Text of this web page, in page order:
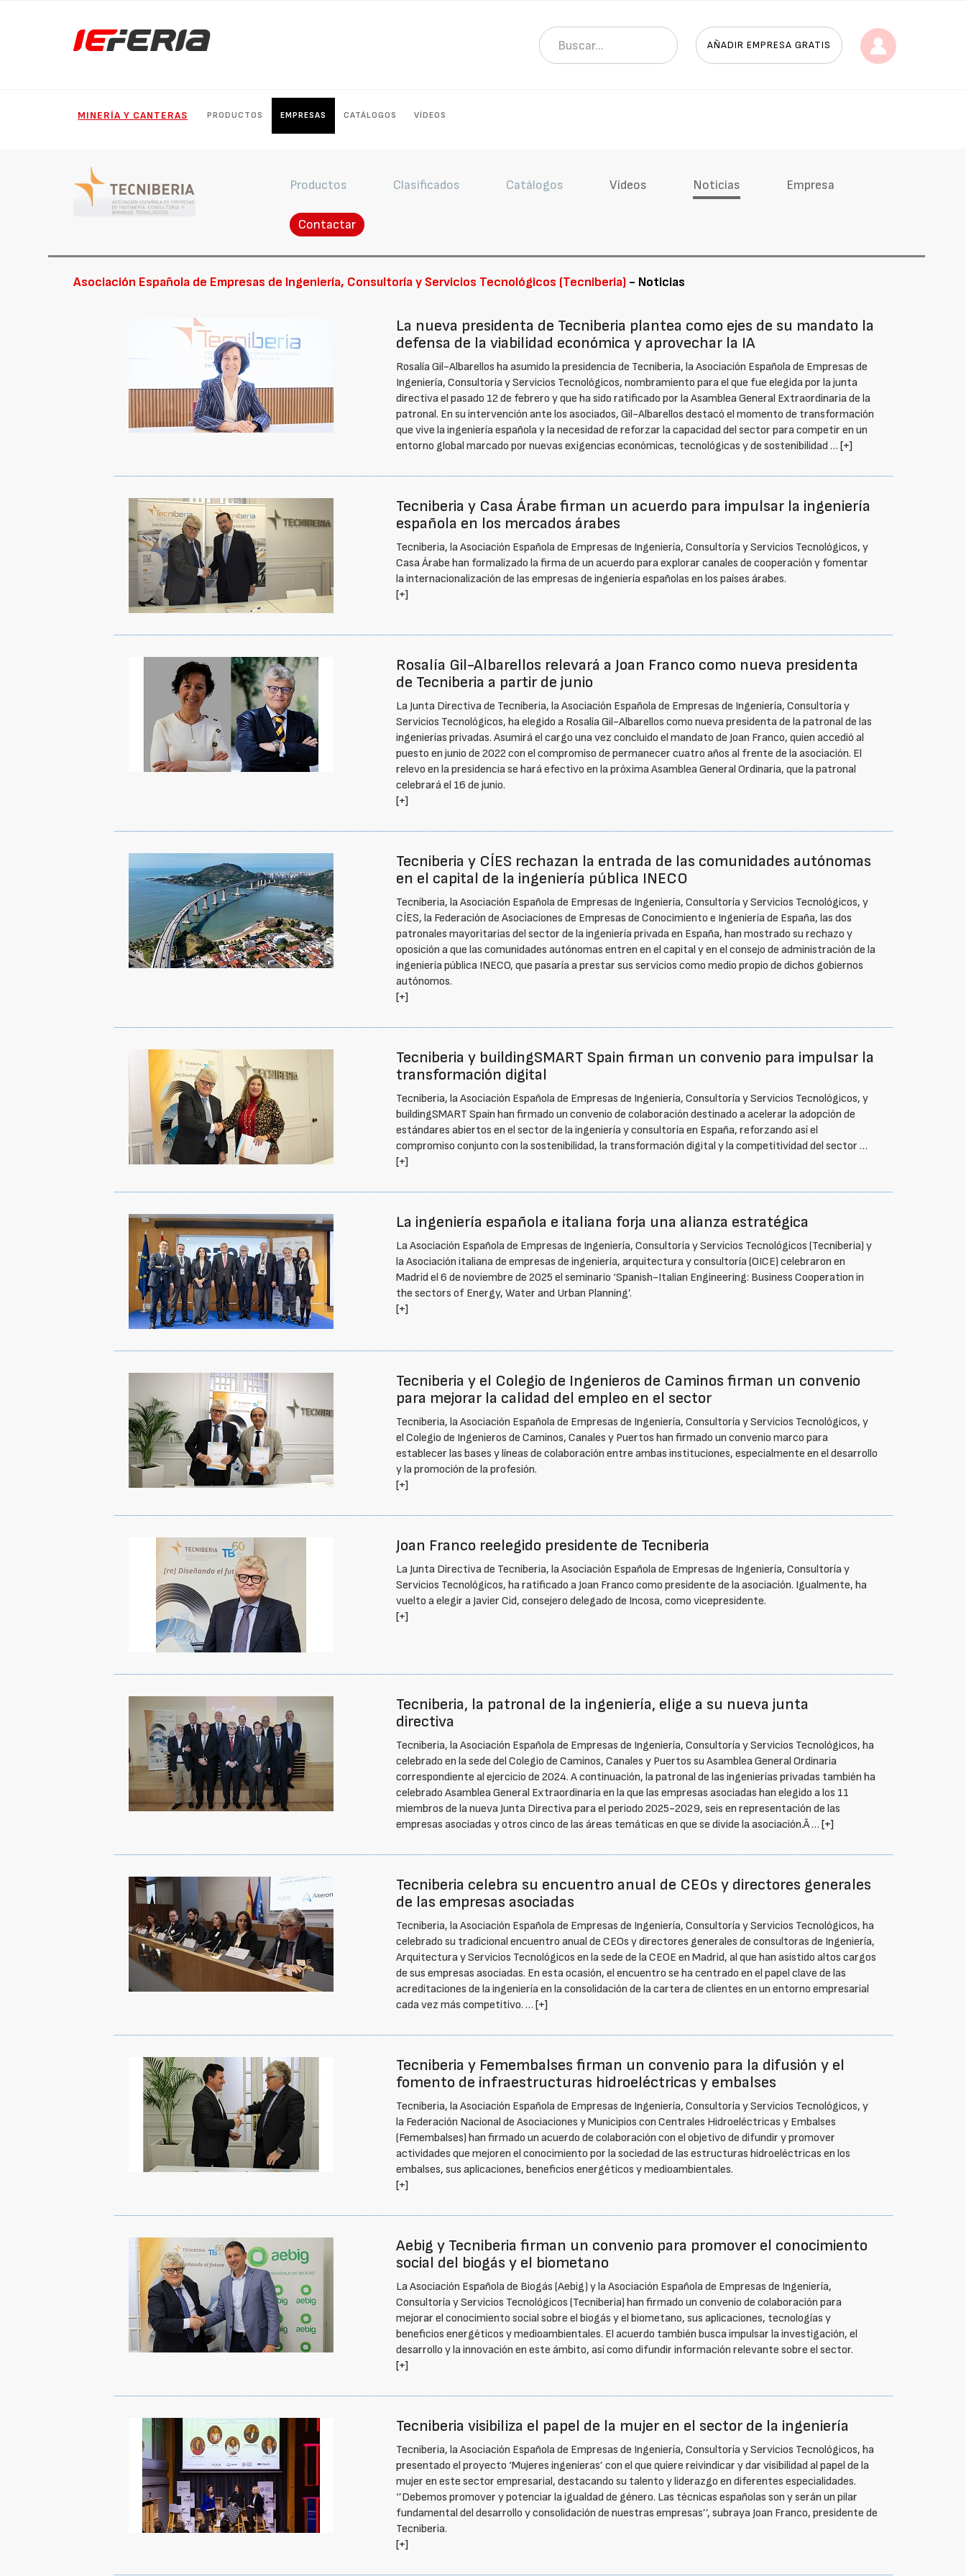
AÑADIR EMPRESA GRATIS
MINERÍA Y CANTERAS PRODUCTOS EMPRESAS CATÁLOGOS VÍDEOS
Productos Clasificados Catálogos Vídeos Noticias Empresa
Contactar
Asociación Española de Empresas de Ingeniería, Consultoría y Servicios Tecnológicos (Tecniberia) - Noticias
La nueva presidenta de Tecniberia plantea como ejes de su mandato la
defensa de la viabilidad económica y aprovechar la IA
Rosalía Gil-Albarellos ha asumido la presidencia de Tecniberia, la Asociación Española de Empresas de
Ingeniería, Consultoría y Servicios Tecnológicos, nombramiento para el que fue elegida por la junta
directiva el pasado 12 de febrero y que ha sido ratificado por la Asamblea General Extraordinaria de la
patronal. En su intervención ante los asociados, Gil-Albarellos destacó el momento de transformación
que vive la ingeniería española y la necesidad de reforzar la capacidad del sector para competir en un
entorno global marcado por nuevas exigencias económicas, tecnológicas y de sostenibilidad …[+]
Tecniberia y Casa Árabe firman un acuerdo para impulsar la ingeniería
española en los mercados árabes
Tecniberia, la Asociación Española de Empresas de Ingeniería, Consultoría y Servicios Tecnológicos, y
Casa Árabe han formalizado la firma de un acuerdo para explorar canales de cooperación y fomentar
la internacionalización de las empresas de ingeniería españolas en los países árabes.
[+]
Rosalía Gil-Albarellos relevará a Joan Franco como nueva presidenta
de Tecniberia a partir de junio
La Junta Directiva de Tecniberia, la Asociación Española de Empresas de Ingeniería, Consultoría y
Servicios Tecnológicos, ha elegido a Rosalía Gil-Albarellos como nueva presidenta de la patronal de las
ingenierías privadas. Asumirá el cargo una vez concluido el mandato de Joan Franco, quien accedió al
puesto en junio de 2022 con el compromiso de permanecer cuatro años al frente de la asociación. El
relevo en la presidencia se hará efectivo en la próxima Asamblea General Ordinaria, que la patronal
celebrará el 16 de junio.
[+]
Tecniberia y CÍES rechazan la entrada de las comunidades autónomas
en el capital de la ingeniería pública INECO
Tecniberia, la Asociación Española de Empresas de Ingeniería, Consultoría y Servicios Tecnológicos, y
CÍES, la Federación de Asociaciones de Empresas de Conocimiento e Ingeniería de España, las dos
patronales mayoritarias del sector de la ingeniería privada en España, han mostrado su rechazo y
oposición a que las comunidades autónomas entren en el capital y en el consejo de administración de la
ingeniería pública INECO, que pasaría a prestar sus servicios como medio propio de dichos gobiernos
autónomos.
[+]
Tecniberia y buildingSMART Spain firman un convenio para impulsar la
transformación digital
Tecniberia, la Asociación Española de Empresas de Ingeniería, Consultoría y Servicios Tecnológicos, y
buildingSMART Spain han firmado un convenio de colaboración destinado a acelerar la adopción de
estándares abiertos en el sector de la ingeniería y consultoría en España, reforzando así el
compromiso conjunto con la sostenibilidad, la transformación digital y la competitividad del sector …
[+]
La ingeniería española e italiana forja una alianza estratégica
La Asociación Española de Empresas de Ingeniería, Consultoría y Servicios Tecnológicos (Tecniberia) y
la Asociación italiana de empresas de ingeniería, arquitectura y consultoría (OICE) celebraron en
Madrid el 6 de noviembre de 2025 el seminario ‘Spanish-Italian Engineering: Business Cooperation in
the sectors of Energy, Water and Urban Planning’.
[+]
Tecniberia y el Colegio de Ingenieros de Caminos firman un convenio
para mejorar la calidad del empleo en el sector
Tecniberia, la Asociación Española de Empresas de Ingeniería, Consultoría y Servicios Tecnológicos, y
el Colegio de Ingenieros de Caminos, Canales y Puertos han firmado un convenio marco para
establecer las bases y líneas de colaboración entre ambas instituciones, especialmente en el desarrollo
y la promoción de la profesión.
[+]
Joan Franco reelegido presidente de Tecniberia
La Junta Directiva de Tecniberia, la Asociación Española de Empresas de Ingeniería, Consultoría y
Servicios Tecnológicos, ha ratificado a Joan Franco como presidente de la asociación. Igualmente, ha
vuelto a elegir a Javier Cid, consejero delegado de Incosa, como vicepresidente.
[+]
Tecniberia, la patronal de la ingeniería, elige a su nueva junta
directiva
Tecniberia, la Asociación Española de Empresas de Ingeniería, Consultoría y Servicios Tecnológicos, ha
celebrado en la sede del Colegio de Caminos, Canales y Puertos su Asamblea General Ordinaria
correspondiente al ejercicio de 2024. A continuación, la patronal de las ingenierías privadas también ha
celebrado Asamblea General Extraordinaria en la que las empresas asociadas han elegido a los 11
miembros de la nueva Junta Directiva para el periodo 2025-2029, seis en representación de las
empresas asociadas y otros cinco de las áreas temáticas en que se divide la asociación.Â …[+]
Tecniberia celebra su encuentro anual de CEOs y directores generales
de las empresas asociadas
Tecniberia, la Asociación Española de Empresas de Ingeniería, Consultoría y Servicios Tecnológicos, ha
celebrado su tradicional encuentro anual de CEOs y directores generales de consultoras de Ingeniería,
Arquitectura y Servicios Tecnológicos en la sede de la CEOE en Madrid, al que han asistido altos cargos
de sus empresas asociadas. En esta ocasión, el encuentro se ha centrado en el papel clave de las
acreditaciones de la ingeniería en la consolidación de la cartera de clientes en un entorno empresarial
cada vez más competitivo. …[+]
Tecniberia y Femembalses firman un convenio para la difusión y el
fomento de infraestructuras hidroeléctricas y embalses
Tecniberia, la Asociación Española de Empresas de Ingeniería, Consultoría y Servicios Tecnológicos, y
la Federación Nacional de Asociaciones y Municipios con Centrales Hidroeléctricas y Embalses
(Femembalses) han firmado un acuerdo de colaboración con el objetivo de difundir y promover
actividades que mejoren el conocimiento por la sociedad de las estructuras hidroeléctricas en los
embalses, sus aplicaciones, beneficios energéticos y medioambientales.
[+]
Aebig y Tecniberia firman un convenio para promover el conocimiento
social del biogás y el biometano
La Asociación Española de Biogás (Aebig) y la Asociación Española de Empresas de Ingeniería,
Consultoría y Servicios Tecnológicos (Tecniberia) han firmado un convenio de colaboración para
mejorar el conocimiento social sobre el biogás y el biometano, sus aplicaciones, tecnologías y
beneficios energéticos y medioambientales. El acuerdo también busca impulsar la investigación, el
desarrollo y la innovación en este ámbito, así como difundir información relevante sobre el sector.
[+]
Tecniberia visibiliza el papel de la mujer en el sector de la ingeniería
Tecniberia, la Asociación Española de Empresas de Ingeniería, Consultoría y Servicios Tecnológicos, ha
presentado el proyecto ‘Mujeres ingenieras’ con el que quiere reivindicar y dar visibilidad al papel de la
mujer en este sector empresarial, destacando su talento y liderazgo en diferentes especialidades.
‘’Debemos promover y potenciar la igualdad de género. Las técnicas españolas son y serán un pilar
fundamental del desarrollo y consolidación de nuestras empresas’’, subraya Joan Franco, presidente de
Tecniberia.
[+]